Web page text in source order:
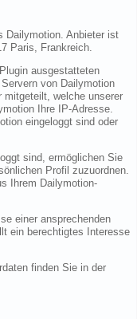
Dailymotion. Anbieter ist
Paris, Frankreich.
ausgestatteten
von Dailymotion
mitgeteilt, welche unserer
Ihre IP-Adresse.
eingeloggt sind oder
sind, ermöglichen Sie
Profil zuzuordnen.
Ihrem Dailymotion-
einer ansprechenden
ein berechtigtes Interesse
finden Sie in der